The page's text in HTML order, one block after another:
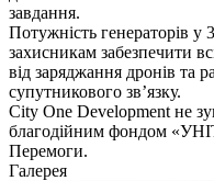
завдання.
Потужність генераторів
захисникам забезпечити
від заряджання дронів та
супутникового звʼязку.
City One Development не
благодійним фондом
Перемоги.
Галерея